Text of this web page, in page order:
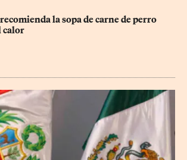
la sopa de carne de perro
calor